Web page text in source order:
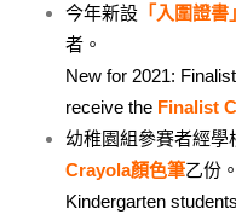
今年新設 「入圍證書」
者。
New for 2021:
receive the Finalist
幼稚園組參賽者經學
Crayola顏色筆乙份
Kindergarten